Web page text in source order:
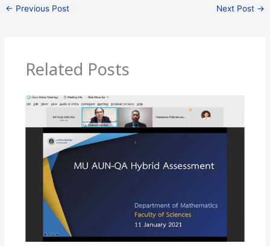
← Previous Post Next Post →
Related Posts